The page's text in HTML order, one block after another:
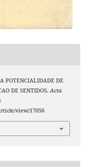
POTENCIALIDADE DE
DE SENTIDOS.Acta
view/17056